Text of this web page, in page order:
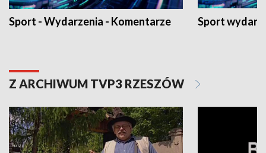
Sport - Wydarzenia - Komentarze Sport
Z ARCHIWUM TVP3 RZESZÓW